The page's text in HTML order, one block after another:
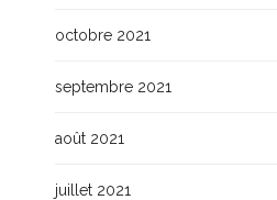
octobre 2021
septembre 2021
août 2021
juillet 2021